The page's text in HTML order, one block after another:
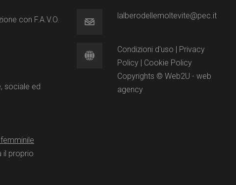
con F.A.V.O.
sociale ed
il proprio
lalberodellemoltevite@pec.it
Condizioni d'uso | Privacy
Policy | Cookie Policy
Copyrights © Web2U - web
agency